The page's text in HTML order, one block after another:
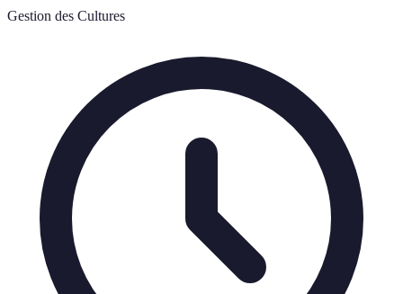
Gestion des Cultures